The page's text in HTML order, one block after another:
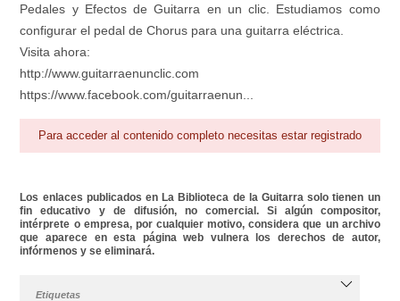
Pedales y Efectos de Guitarra en un clic. Estudiamos como
configurar el pedal de Chorus para una guitarra eléctrica.
Visita ahora:
http://www.guitarraenunclic.com
https://www.facebook.com/guitarraenun...
Para acceder al contenido completo necesitas estar registrado
Los enlaces publicados en La Biblioteca de la Guitarra solo tienen un
fin educativo y de difusión, no comercial. Si algún compositor,
intérprete o empresa, por cualquier motivo, considera que un archivo
que aparece en esta página web vulnera los derechos de autor,
infórmenos y se eliminará.
Etiquetas